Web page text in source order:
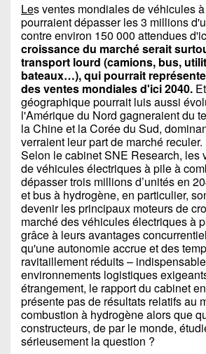
Les ventes mondiales de véhicules
pourraient dépasser les 3 millions
contre environ 150 000 attendues
croissance du marché serait
transport lourd (camions, bus,
bateaux…), qui pourrait
des ventes mondiales d'ici 2040.
géographique pourrait luis aussi
l'Amérique du Nord gagneraient du
la Chine et la Corée du Sud,
verraient leur part de marché reculer.
Selon le cabinet SNE Research, les
de véhicules électriques à pile à
dépasser trois millions d’unités en
et bus à hydrogène, en particulier,
devenir les principaux moteurs de
marché des véhicules électriques à
grâce à leurs avantages
qu'une autonomie accrue et des
ravitaillement réduits –
environnements logistiques
étrangement, le rapport du cabinet
présente pas de résultats relatifs au
combustion à hydrogène alors que
constructeurs, de par le monde,
sérieusement la question ?